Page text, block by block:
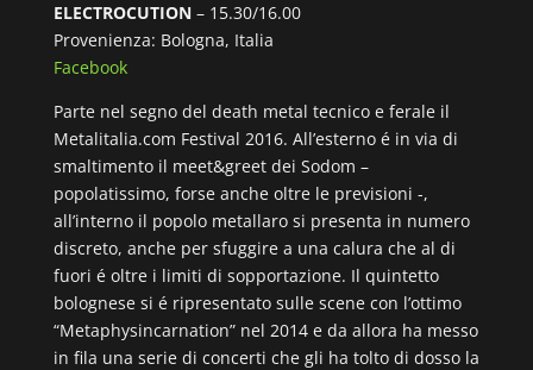
ELECTROCUTION– 15.30/16.00
Provenienza: Bologna, Italia
Facebook
Parte nel segno del death metal tecnico e ferale il
Metalitalia.com Festival 2016. All’esterno é in via di
smaltimento il meet&greet dei Sodom –
popolatissimo, forse anche oltre le previsioni -,
all’interno il popolo metallaro si presenta in numero
discreto, anche per sfuggire a una calura che al di
fuori é oltre i limiti di sopportazione. Il quintetto
bolognese si é ripresentato sulle scene con l’ottimo
“Metaphysincarnation” nel 2014 e da allora ha messo
in fila una serie di concerti che gli ha tolto di dosso la